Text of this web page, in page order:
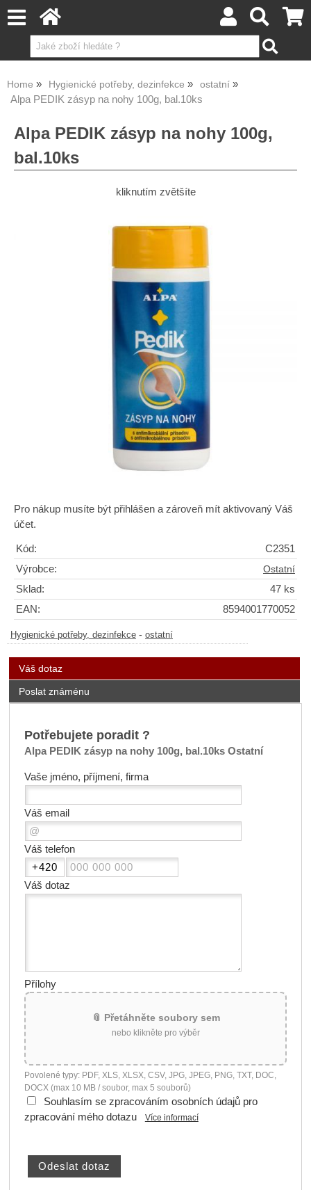
Home Hygienické potřeby, dezinfekce ostatní
Alpa PEDIK zásyp na nohy 100g, bal.10ks
Alpa PEDIK zásyp na nohy 100g,
bal.10ks
kliknutím zvětšíte
Pro nákup musíte být přihlášen a zároveň mít aktivovaný Váš
účet.
Kód:
C2351
Výrobce:
Ostatní
Sklad:
47 ks
EAN:
8594001770052
Hygienické potřeby, dezinfekce - ostatní
Váš dotaz
Poslat známénu
Potřebujete poradit ?
Alpa PEDIK zásyp na nohy 100g, bal.10ks Ostatní
Vaše jméno, příjmení, firma
Váš email
Váš telefon
Váš dotaz
Přílohy
📎 Přetáhněte soubory sem
nebo klikněte pro výběr
Povolené typy: PDF, XLS, XLSX, CSV, JPG, JPEG, PNG, TXT, DOC,
DOCX (max 10 MB / soubor, max 5 souborů)
Souhlasím se zpracováním osobních údajů pro
zpracování mého dotazu
Více informací